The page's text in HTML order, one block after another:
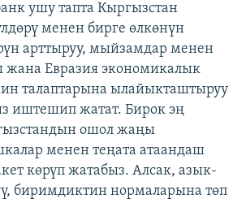
ушу тапта Кыргызстан
менен бирге өлкөнүн
арттыруу, мыйзамдар менен
жана Евразия экономикалык
талаптарына ылайыкташтыруу
иштешип жатат. Бирок эң
ошол жаңы
менен теңата атаандаш
көрүп жатабыз. Алсак, азык-
биримдиктин нормаларына төп